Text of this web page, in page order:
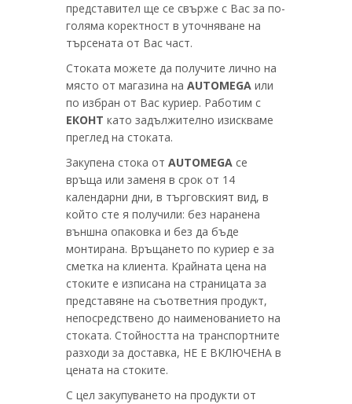
представител ще се свърже с Вас за по-
голяма коректност в уточняване на
търсената от Вас част.
Стоката можете да получите лично на
място от магазина на AUTOMEGA или
по избран от Вас куриер. Работим с
ЕКОНТ като задължително изискваме
преглед на стоката.
Закупена стока от AUTOMEGA се
връща или заменя в срок от 14
календарни дни, в търговският вид, в
който сте я получили: без наранена
външна опаковка и без да бъде
монтирана. Връщането по куриер е за
сметка на клиента. Крайната цена на
стоките е изписана на страницата за
представяне на съответния продукт,
непосредствено до наименованието на
стоката. Стойността на транспортните
разходи за доставка, НЕ Е ВКЛЮЧЕНА в
цената на стоките.
С цел закупуването на продукти от